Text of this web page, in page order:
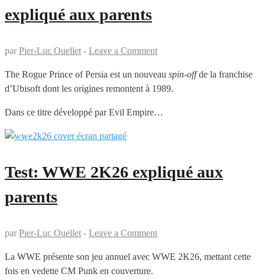
expliqué aux parents
par Pier-Luc Ouellet - Leave a Comment
The Rogue Prince of Persia est un nouveau spin-offde la franchise
d’Ubisoft dont les origines remontent à 1989.
Dans ce titre développé par Evil Empire…
Test: WWE 2K26 expliqué aux
parents
par Pier-Luc Ouellet - Leave a Comment
La WWE présente son jeu annuel avec WWE 2K26, mettant cette
fois en vedette CM Punk en couverture.